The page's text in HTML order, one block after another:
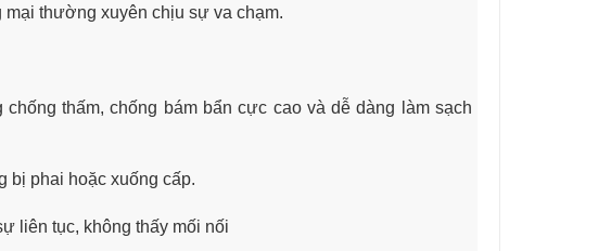
thường xuyên chịu sự va chạm.
thấm, chống bám bẩn cực cao và dễ dàng làm sạch
bị phai hoặc xuống cấp.
liên tục, không thấy mối nối